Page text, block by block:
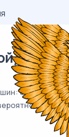
8 чёрных, 7